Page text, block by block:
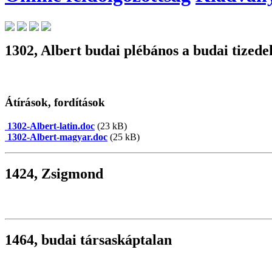
1302, Albert budai plébános a budai
Átírások, fordítások
1302-Albert-latin.doc (23 kB)
1302-Albert-magyar.doc (25 kB)
1424, Zsigmond
1464, budai társaskáptalan